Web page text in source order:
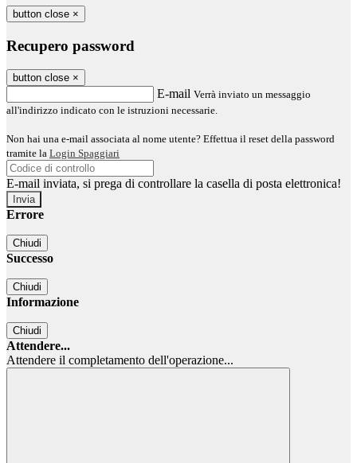
button close ×
Recupero password
button close ×
E-mail Verrà inviato un messaggio
all'indirizzo indicato con le istruzioni necessarie.
Non hai una e-mail associata al nome utente? Effettua il reset della password
tramite la Login Spaggiari
E-mail inviata, si prega di controllare la casella di posta elettronica!
Errore
Chiudi
Successo
Chiudi
Informazione
Chiudi
Attendere...
Attendere il completamento dell'operazione...